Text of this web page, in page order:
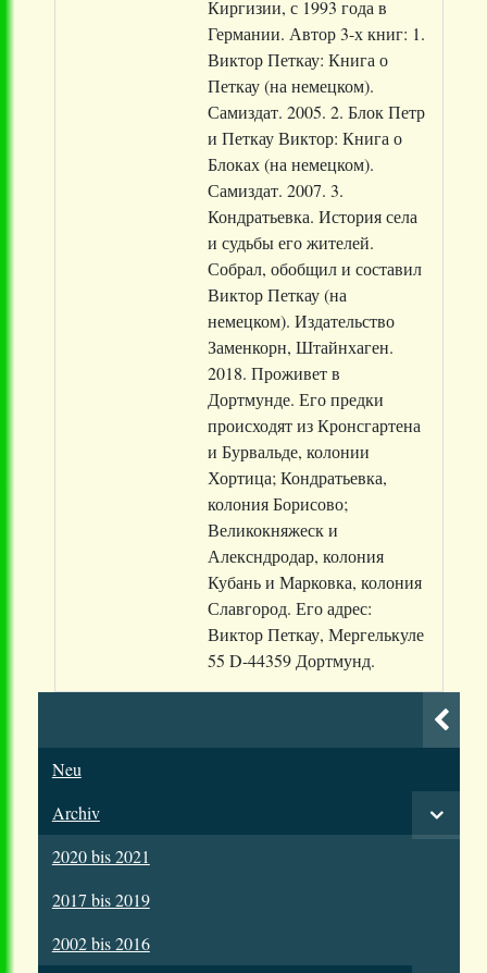
Киргизии, с 1993 года в
Германии. Автор 3-х книг: 1.
Виктор Петкау: Книга о
Петкау (на немецком).
Самиздат. 2005. 2. Блок Петр
и Петкау Виктор: Книга о
Блоках (на немецком).
Самиздат. 2007. 3.
Кондратьевка. История села
и судьбы его жителей.
Собрал, обобщил и составил
Виктор Петкау (на
немецком). Издательство
Заменкорн, Штайнхаген.
2018. Проживет в
Дортмунде. Его предки
происходят из Кронсгартена
и Бурвальде, колонии
Хортица; Кондратьевка,
колония Борисово;
Великокняжеск и
Алексндродар, колония
Кубань и Марковка, колония
Славгород. Его адрес:
Виктор Петкау, Мергелькуле
55 D-44359 Дортмунд.
Neu
Archiv
2020 bis 2021
2017 bis 2019
2002 bis 2016